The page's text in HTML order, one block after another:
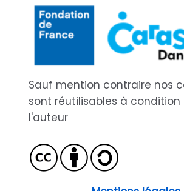
Sauf mention contraire nos
sont réutilisables à
l'auteur